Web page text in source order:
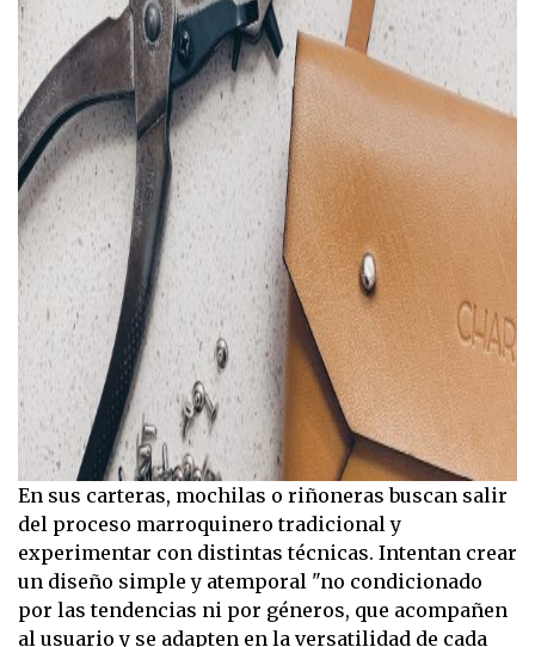
En sus carteras, mochilas o riñoneras buscan salir
del proceso marroquinero tradicional y
experimentar con distintas técnicas. Intentan crear
un diseño simple y atemporal "no condicionado
por las tendencias ni por géneros, que acompañen
al usuario y se adapten en la versatilidad de cada